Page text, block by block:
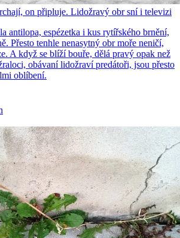
on připluje. Lidožravý obr sní i televizi
antilopa, espézetka i kus rytířského brnění,
Přesto tenhle nenasytný obr moře neničí,
A když se blíží bouře, dělá pravý opak než
obávaní lidožraví predátoři, jsou přesto
oblíbení.